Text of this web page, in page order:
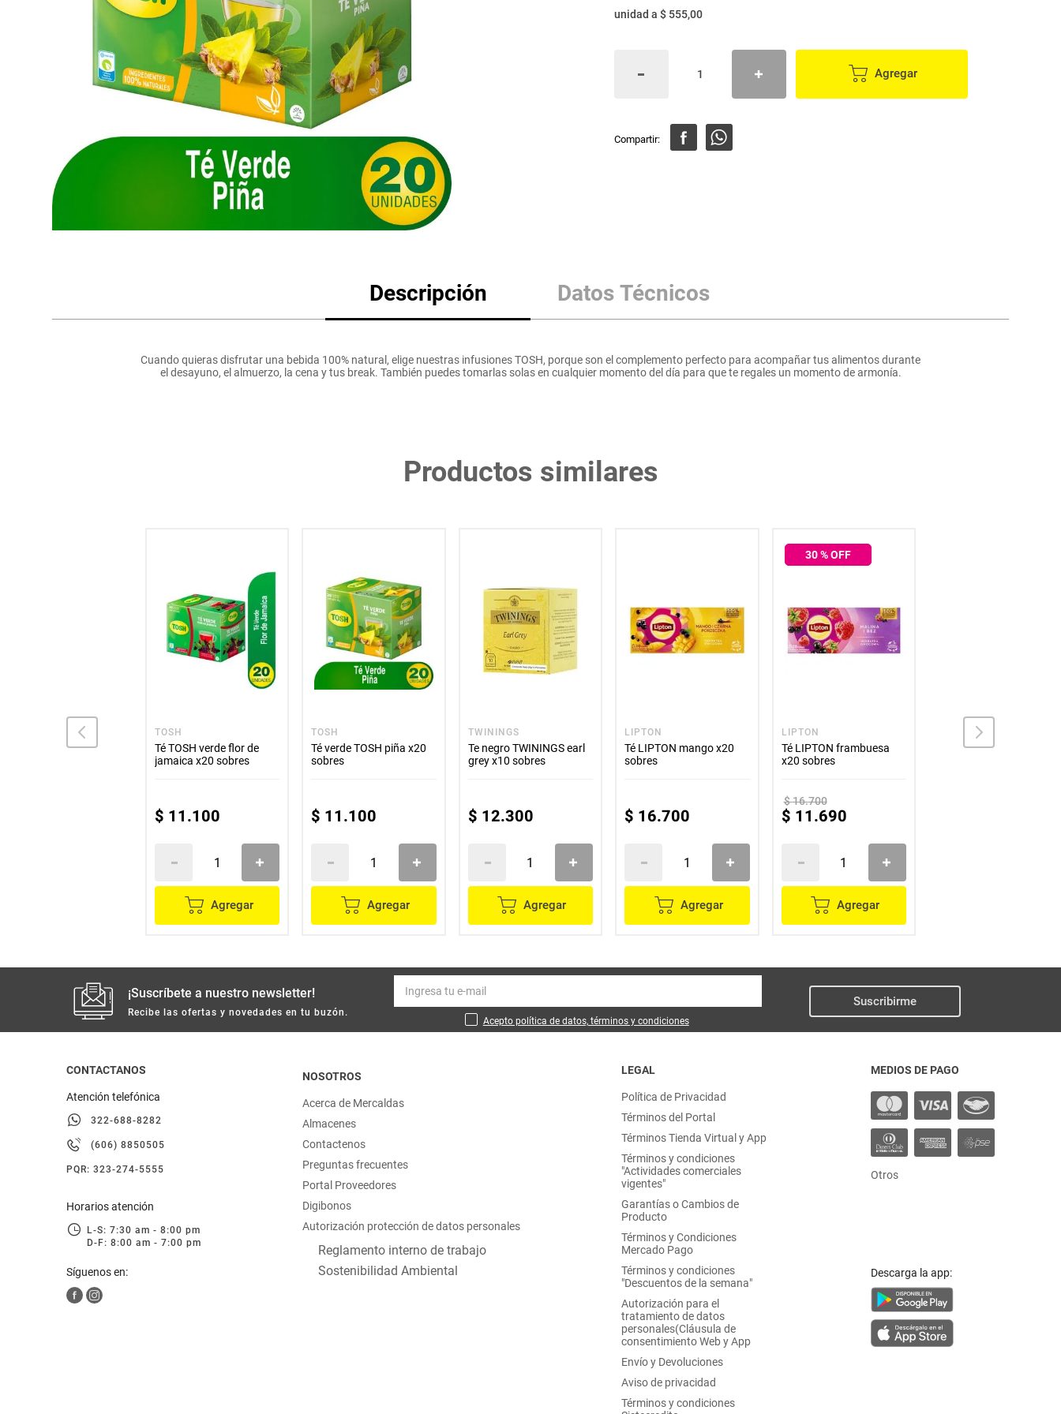
lácteos y refrigerados
vinos y licores
cuidado del bebé
limpieza
otros
unidad a $ 555,00
Agregar
Descripción Datos Técnicos
Cuando quieras disfrutar una bebida 100% natural, elige nuestras infusiones TOSH, porque son el complemento perfecto para acompañar tus alimentos durante
el desayuno, el almuerzo, la cena y tus break. También puedes tomarlas solas en cualquier momento del día para que te regales un momento de armonía.
Productos similares
HINDÚ negro original
TOSH
Té TOSH verde flor de
jamaica x20 sobres
$ 11.100
Agregar
TOSH
Té verde TOSH piña x20
sobres
$ 11.100
Agregar
TWININGS
Te negro TWININGS earl
grey x10 sobres
$ 12.300
Agregar
LIPTON
Té LIPTON mango x20
sobres
$ 16.700
Agregar
30% OFF
LIPTON
Té LIPTON frambuesa
x20 sobres
$16.700
$ 11.690
Agregar
Infusion HINDU calma y
¡Suscríbete a nuestro newsletter!
Recibe las ofertas y novedades en tu buzón.
Acepto política de datos, términos y condiciones
Suscribirme
CONTACTANOS
Atención telefónica
322-688-8282
(606) 8850505
PQR: 323-274-5555
Horarios atención
L-S: 7:30 am - 8:00 pm
D-F: 8:00 am - 7:00 pm
Síguenos en:
NOSOTROS
Acerca de Mercaldas
Almacenes
Contactenos
Preguntas frecuentes
Portal Proveedores
Digibonos
Autorización protección de datos personales
Reglamento interno de trabajo
Sostenibilidad Ambiental
LEGAL
Política de Privacidad
Términos del Portal
Términos Tienda Virtual y App
Términos y condiciones
"Actividades comerciales
vigentes"
Garantías o Cambios de
Producto
Términos y Condiciones
Mercado Pago
Términos y condiciones
"Descuentos de la semana"
Autorización para el
tratamiento de datos
personales(Cláusula de
consentimiento Web y App
Envío y Devoluciones
Aviso de privacidad
Términos y condiciones
MEDIOS DE PAGO
Otros
Descarga la app:
Mantequilla